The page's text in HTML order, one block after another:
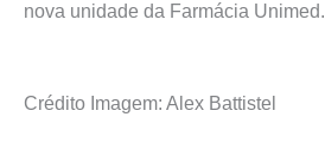
nova unidade da Farmácia Unimed.
Crédito Imagem: Alex Battistel